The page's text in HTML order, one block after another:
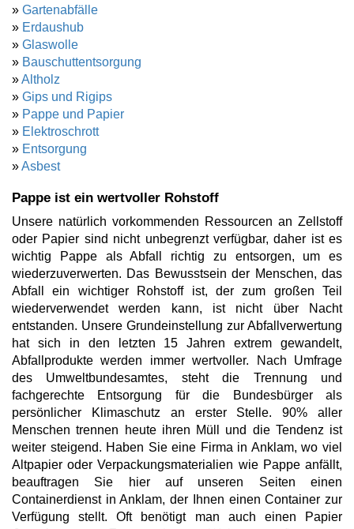
» Gartenabfälle
» Erdaushub
» Glaswolle
» Bauschuttentsorgung
»Altholz
» Gips und Rigips
» Pappe und Papier
» Elektroschrott
» Entsorgung
»Asbest
Pappe ist ein wertvoller Rohstoff
Unsere natürlich vorkommenden Ressourcen an Zellstoff
oder Papier sind nicht unbegrenzt verfügbar, daher ist es
wichtig Pappe als Abfall richtig zu entsorgen, um es
wiederzuverwerten. Das Bewusstsein der Menschen, das
Abfall ein wichtiger Rohstoff ist, der zum großen Teil
wiederverwendet werden kann, ist nicht über Nacht
entstanden. Unsere Grundeinstellung zur Abfallverwertung
hat sich in den letzten 15 Jahren extrem gewandelt,
Abfallprodukte werden immer wertvoller. Nach Umfrage
des Umweltbundesamtes, steht die Trennung und
fachgerechte Entsorgung für die Bundesbürger als
persönlicher Klimaschutz an erster Stelle. 90% aller
Menschen trennen heute ihren Müll und die Tendenz ist
weiter steigend. Haben Sie eine Firma in Anklam, wo viel
Altpapier oder Verpackungsmaterialien wie Pappe anfällt,
beauftragen Sie hier auf unseren Seiten einen
Containerdienst in Anklam, der Ihnen einen Container zur
Verfügung stellt. Oft benötigt man auch einen Papier